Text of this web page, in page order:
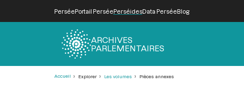
PerséePortail PerséePerséidesData PerséeBlog
ARCHIVES
PARLEMENTAIRES
Accueil Explorer Les volumes Pièces annexes